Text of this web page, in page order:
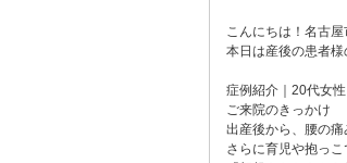
こんにちは！名古
本日は産後の患者様
症例紹介｜20代女
ご来院のきっかけ
出産後から、腰の痛
さらに育児や抱っ